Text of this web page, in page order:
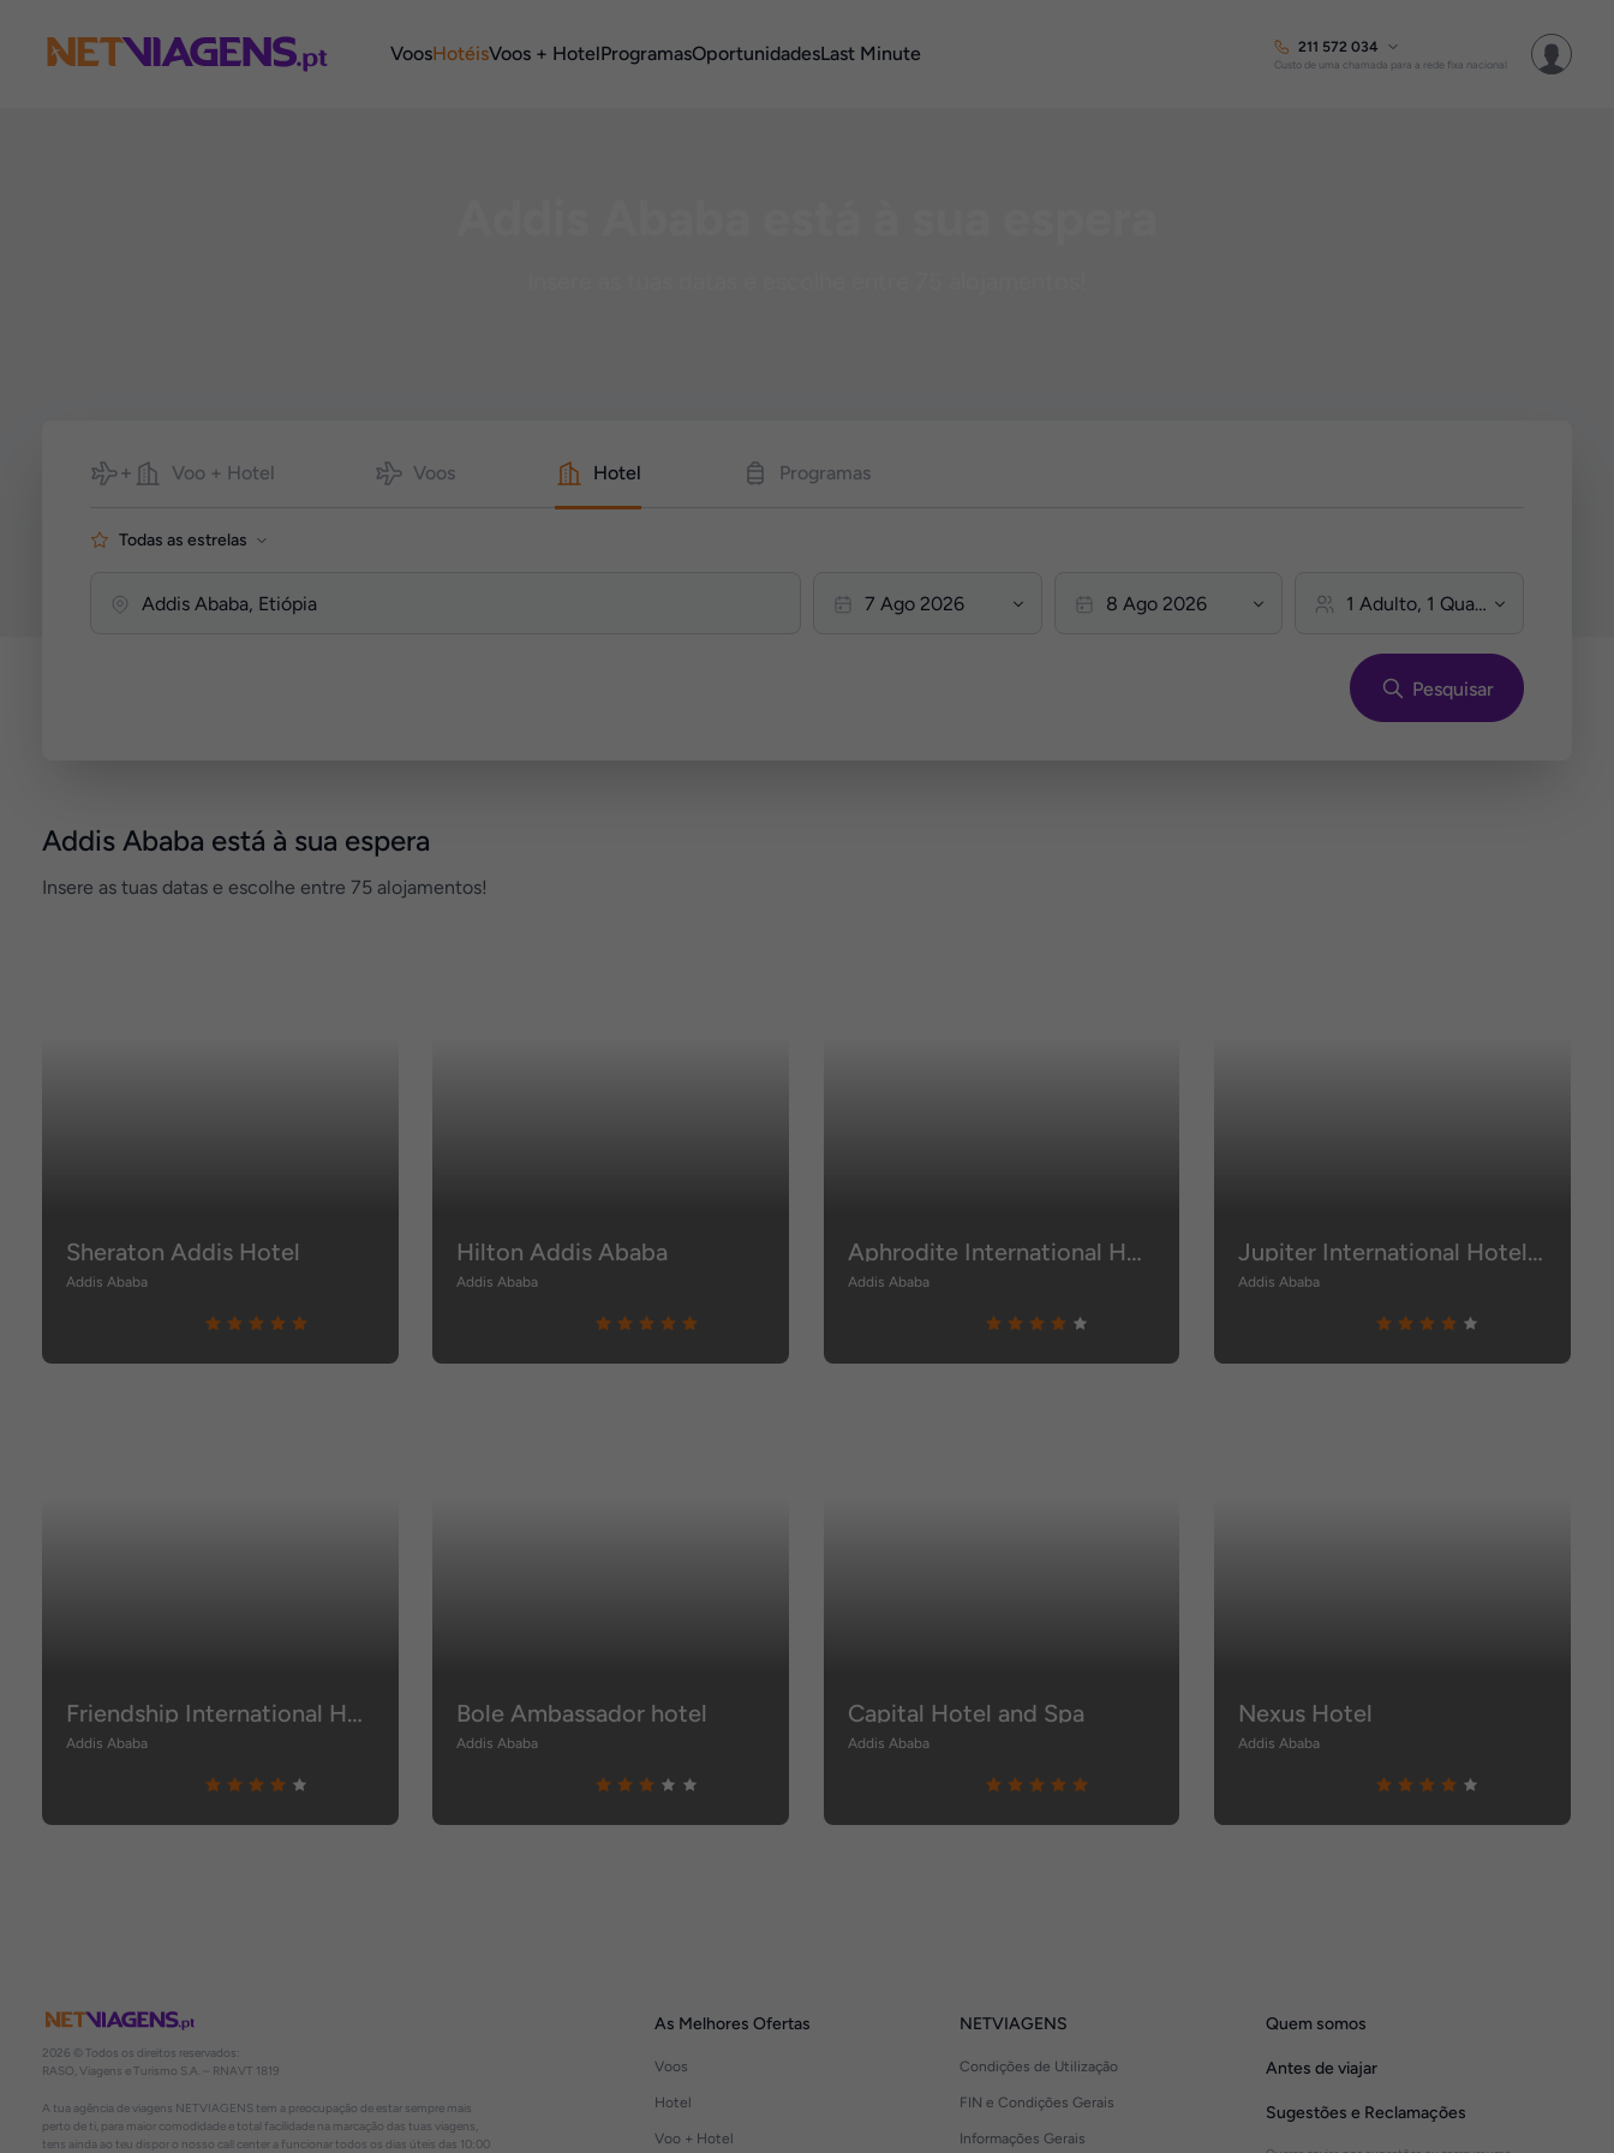
VoosHotéisVoos + HotelProgramasOportunidadesLast Minute 211 572 034
Custo de uma chamada para a rede fixa nacional
PesquisarVoo + Hotel Voos Hotel Programas
Todas as estrelas
Pesquisar
Addis Ababa está à sua espera
Insere as tuas datas e escolhe entre 75 alojamentos!
Sheraton Addis Hotel
Addis Ababa
Hilton Addis Ababa
Addis Ababa
Aphrodite International Hotel
Addis Ababa
Jupiter International Hotel Bo
Addis Ababa
Friendship International Hotel
Addis Ababa
Bole Ambassador hotel
Addis Ababa
Capital Hotel and Spa
Addis Ababa
Nexus Hotel
Addis Ababa
2026 © Todos os direitos reservados:
RASO, Viagens e Turismo S.A. – RNAVT 1819
A tua agência de viagens NETVIAGENS tem a preocupação de estar sempre mais
perto de ti, para maior comodidade e total facilidade na marcação das tuas viagens,
tens ainda ao teu dispor o nosso call center a funcionar todos os dias úteis das 10:00
As Melhores Ofertas
Voos
Hotel
Voo + Hotel
NETVIAGENS
Condições de Utilização
FIN e Condições Gerais
Informações Gerais
Quem somos
Antes de viajar
Sugestões e Reclamações